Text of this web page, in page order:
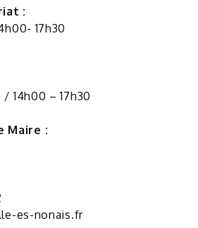
:
17h30
/ 14h00 – 17h30
Maire :
es-nonais.fr